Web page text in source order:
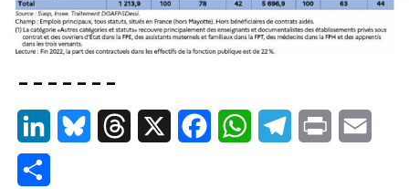
– – – – – – –
LinkedInBluesky Threads FacebookWhatsAppTelegram
Print